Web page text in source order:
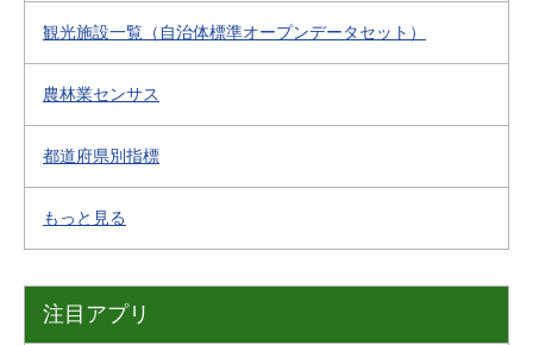
観光施設一覧（自治体標準オープンデータセット）
農林業センサス
都道府県別指標
もっと見る
注目アプリ